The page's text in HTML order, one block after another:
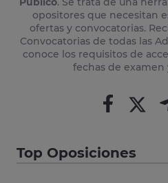
opositores que necesitan
ofertas y convocatorias.
Convocatorias de todas las
conoce los requisitos de
fechas de examen
Top Oposiciones